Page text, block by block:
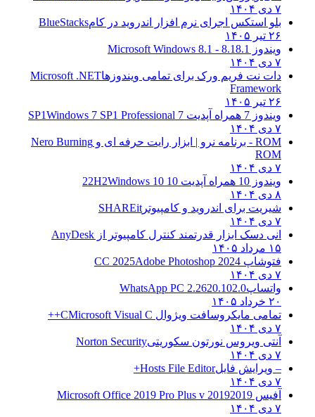
۷ دی ۱۴۰۴
بلو استکس اجرای نرم افزار اندروید در کامBlueStacks
۲۶ تیر ۱۴۰۵
ویندوز 8.1
8.1 - Microsoft Windows 8.1
۷ دی ۱۴۰۴
دات نت فریم ورک برای تمامی ویندوزهاMicrosoft .NET
Framework
۲۶ تیر ۱۴۰۵
ویندوز 7 همراه آپدیت 7 SP1
Windows 7 SP1 Professional
۷ دی ۱۴۰۴
ROM - برنامه نرو | ابزار رایت حرفه ای و
Nero Burning
ROM
۷ دی ۱۴۰۴
ویندوز 10 همراه آپدیت 10 22H2
Windows 10
۸ دی ۱۴۰۴
شیریت برای اندروید و کامپیوتر SHAREit
۷ دی ۱۴۰۴
انی دسک ابزار قدرتمند کنترل کامپیوتر از AnyDesk
۱۵ مرداد ۱۴۰۵
فتوشاپ CC 2025 Adobe Photoshop 2024
۷ دی ۱۴۰۴
واتساپWhatsApp PC 2.2620.102.0
۲۰ خرداد ۱۴۰۵
تمامی مایکروسافت ویژوال C Microsoft Visual C++
۷ دی ۱۴۰۴
آنتی ویروس نورتون سکوریتیNorton Security
۷ دی ۱۴۰۴
– ویرایش فایلHosts File Editor+
۷ دی ۱۴۰۴
آفیس 2019 2019 Microsoft Office 2019 Pro Plus v
۷ دی ۱۴۰۴